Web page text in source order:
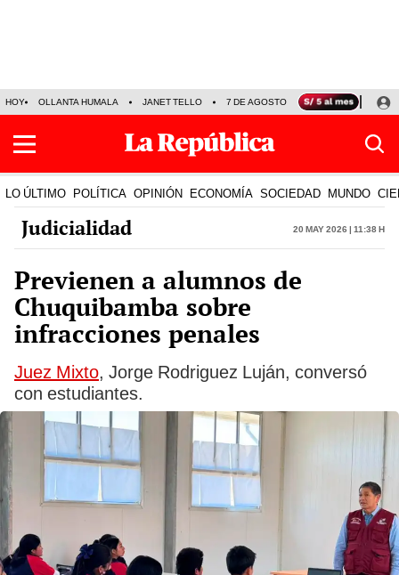
HOY OLLANTA HUMALA JANET TELLO 7 DE AGOSTO TINKA RESULTADOS
LO ÚLTIMO POLÍTICA OPINIÓN ECONOMÍA SOCIEDAD MUNDO
Judicialidad 20 May 2026 | 11:38 h
Previenen a alumnos de
Chuquibamba sobre
infracciones penales
Juez Mixto, Jorge Rodriguez Luján, conversó
con estudiantes.